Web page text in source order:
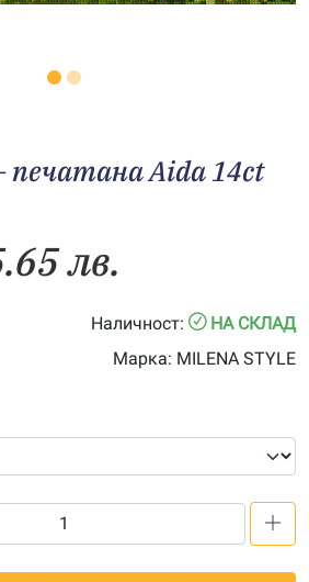
печатана Aida 14ct
лв.
Наличност:
НА СКЛАД
Марка: MILENA STYLE